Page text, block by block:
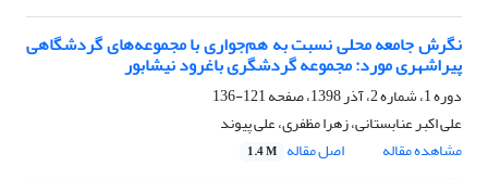
نگرش جامعه محلی نسبت به هم‌جواری با مجموعه‌های گردشگاهی
پیراشهری مورد: مجموعه گردشگری باغرود نیشابور
دوره 1، شماره 2، آذر 1398، صفحه
121-136
علی اکبر عنابستانی، زهرا مظفری، علی پیوند
مشاهده مقاله
اصل مقاله 1.4 M